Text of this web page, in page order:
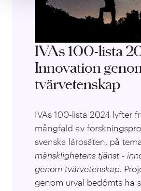
IVAs 100-lista
Innovation
tvärvetenskap
IVAs 100-lista 2024 lyfter
mångfald av
svenska lärosäten, på
mänsklighetens tjänst -
genom tvärvetenskap.
genom urval bedömts ha